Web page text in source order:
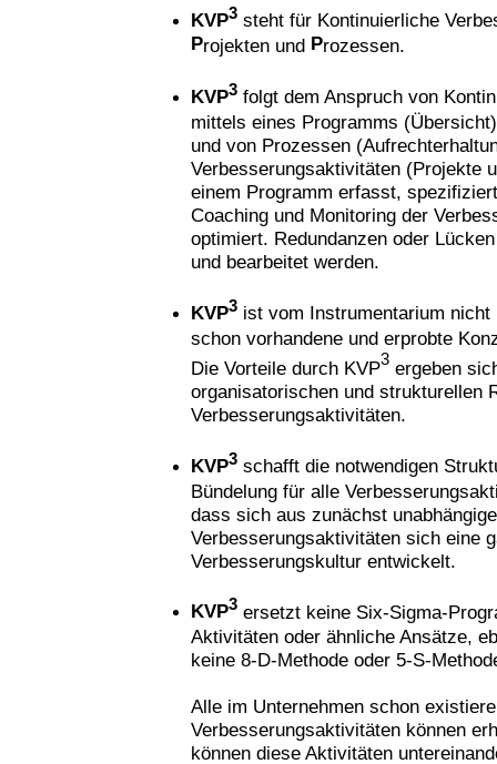
KVP3 steht für Kontinuierliche
Projekten und Prozessen.
KVP3 folgt dem Anspruch von
mittels eines Programms
und von Prozessen
Verbesserungsaktivitäten (Projekte
einem Programm erfasst,
Coaching und Monitoring der
optimiert. Redundanzen oder
und bearbeitet werden.
KVP3 ist vom Instrumentarium
schon vorhandene und erprobte
Die Vorteile durch KVP3 ergeben
organisatorischen und strukturellen
Verbesserungsaktivitäten.
KVP3 schafft die notwendigen
Bündelung für alle
dass sich aus zunächst
Verbesserungsaktivitäten sich eine
Verbesserungskultur entwickelt.
KVP3 ersetzt keine Six-Sigma-
Aktivitäten oder ähnliche Ansätze,
keine 8-D-Methode oder 5-S-
Alle im Unternehmen schon
Verbesserungsaktivitäten können
können diese Aktivitäten